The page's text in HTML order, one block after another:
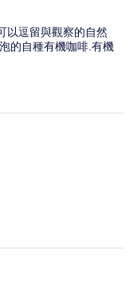
以逗留與觀察的自然
的自種有機咖啡.有機